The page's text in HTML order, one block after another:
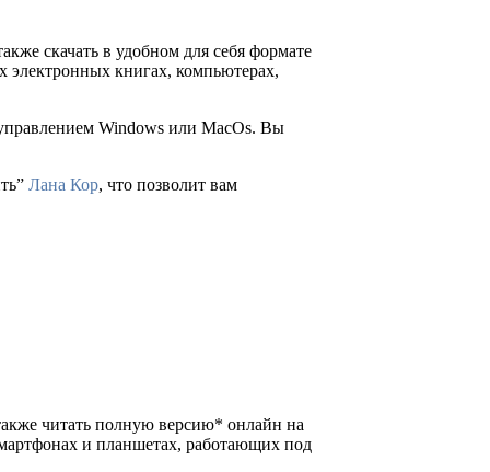
скачать в удобном для себя формате
электронных книгах, компьютерах,
Windows или MacOs. Вы
Лана Кор, что позволит вам
читать полную версию* онлайн на
и планшетах, работающих под